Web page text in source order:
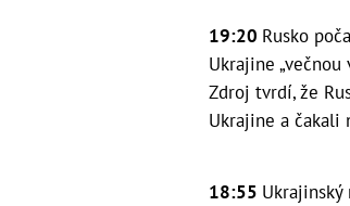
19:20 Rusko
Ukrajine
Zdroj tvrdí, že
Ukrajine a čakali
18:55 Ukrajinský